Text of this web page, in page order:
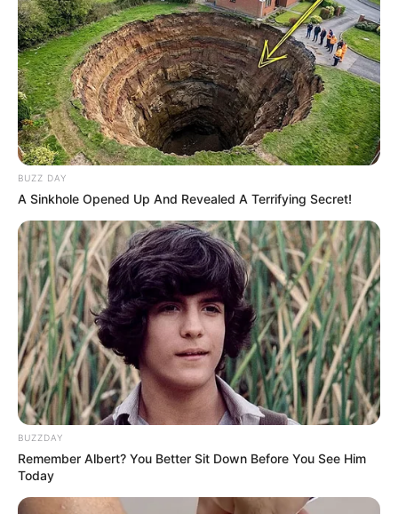
Ceyhun Bayramov Ukraynayagetdi
66 0 0
08:57 / 06 Avqust 2026 CƏMİYYƏT
Bakıda 3 istiqamətdəTIXAC VAR
66 0 0
BUZZ DAY
A Sinkhole Opened Up And Revealed A Terrifying Secret!
BUZZDAY
Remember Albert? You Better Sit Down Before You See Him
Today